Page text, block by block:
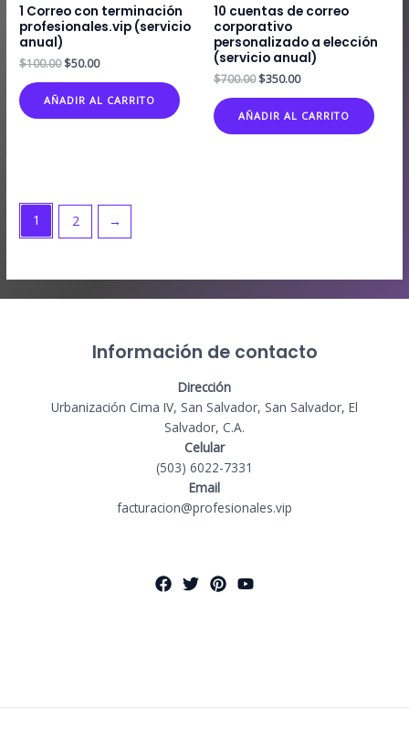
1 Correo con terminación
profesionales.vip (servicio
anual)
$100.00 El
era:
$100.00.
$50.00El
es:
$50.00.
AÑADIR AL CARRITO
10 cuentas de correo
corporativo
personalizado a elección
(servicio anual)
$700.00 El
era:
$700.00.
$350.00El
es:
$350.00.
AÑADIR AL CARRITO
1 2 →
Información de contacto
Dirección
Urbanización Cima IV, San Salvador, San Salvador, El
Salvador, C.A.
Celular
(503) 6022-7331
Email
facturacion@profesionales.vip